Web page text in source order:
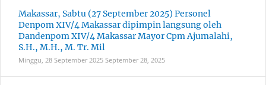
Makassar, Sabtu (27 September 2025) Personel
Denpom XIV/4 Makassar dipimpin langsung oleh
Dandenpom XIV/4 Makassar Mayor Cpm Ajumalahi,
S.H., M.H., M. Tr. Mil
Minggu, 28 September 2025 September 28, 2025